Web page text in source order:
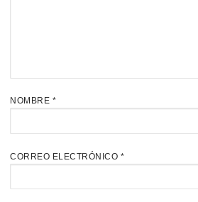
NOMBRE *
CORREO ELECTRÓNICO *